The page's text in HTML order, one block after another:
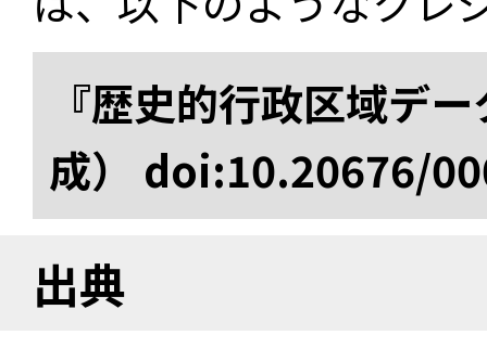
『歴史的行政区域デ
成） doi:10.20676/
出典